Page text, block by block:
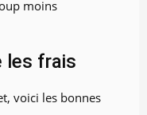
moins
les frais
voici les bonnes